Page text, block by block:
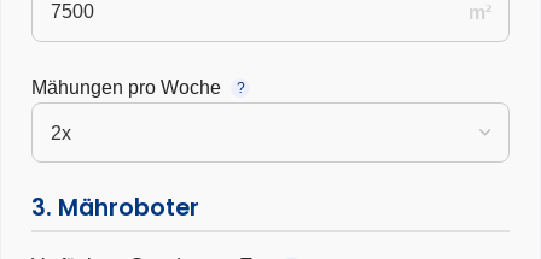
m²
Mähungen pro Woche ?
3. Mähroboter